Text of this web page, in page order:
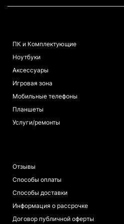
ПК и Комплектующие
Ноутбуки
Аксессуары
Игровая зона
Мобильные телефоны
Планшеты
Услуги/ремонты
Отзывы
Способы оплаты
Способы доставки
Информация о рассрочке
Договор публичной оферты